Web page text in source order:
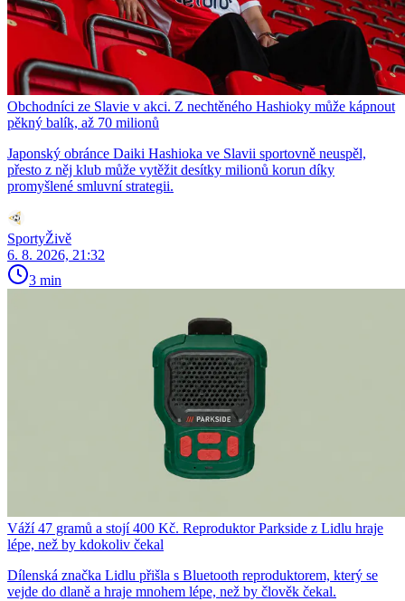
Obchodníci ze Slavie v akci. Z nechtěného Hashioky může kápnout
pěkný balík, až 70 milionů
Japonský obránce Daiki Hashioka ve Slavii sportovně neuspěl,
přesto z něj klub může vytěžit desítky milionů korun díky
promyšlené smluvní strategii.
SportyŽivě
6. 8. 2026, 21:32
3 min
Váží 47 gramů a stojí 400 Kč. Reproduktor Parkside z Lidlu hraje
lépe, než by kdokoliv čekal
Dílenská značka Lidlu přišla s Bluetooth reproduktorem, který se
vejde do dlaně a hraje mnohem lépe, než by člověk čekal.